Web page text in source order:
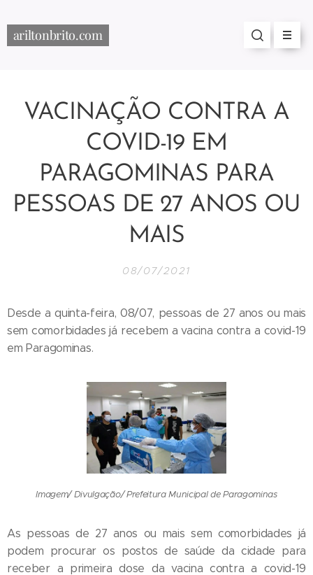
ariltonbrito.com
VACINAÇÃO CONTRA A
COVID-19 EM
PARAGOMINAS PARA
PESSOAS DE 27 ANOS OU
MAIS
08/07/2021
Desde a quinta-feira, 08/07, pessoas de 27 anos ou mais
sem comorbidades já recebem a vacina contra a covid-19
em Paragominas.
Imagem/ Divulgação/ Prefeitura Municipal de Paragominas
As pessoas de 27 anos ou mais sem comorbidades já
podem procurar os postos de saúde da cidade para
receber a primeira dose da vacina contra a covid-19